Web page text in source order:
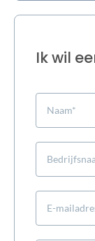
Ik wil